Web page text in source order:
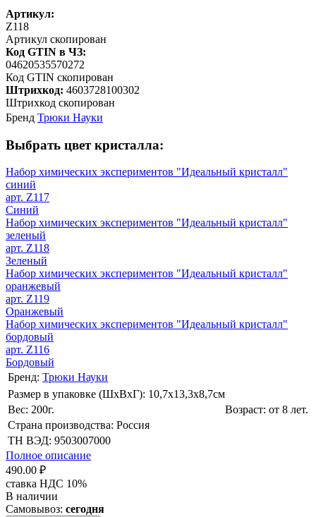
Артикул:
Z118
Артикул скопирован
Код GTIN в ЧЗ:
04620535570272
Код GTIN скопирован
Штрихкод: 4603728100302
Штрихкод скопирован
Бренд Трюки Науки
Выбрать цвет кристалла:
Набор химических экспериментов "Идеальный кристалл"
синий
арт. Z117
Синий
Набор химических экспериментов "Идеальный кристалл"
зеленый
арт. Z118
Зеленый
Набор химических экспериментов "Идеальный кристалл"
оранжевый
арт. Z119
Оранжевый
Набор химических экспериментов "Идеальный кристалл"
бордовый
арт. Z116
Бордовый
Бренд: Трюки Науки
Размер в упаковке (ШхВxГ): 10,7х13,3х8,7cм
Вес: 200г.
Возраст: от 8 лет.
Страна производства: Россия
ТН ВЭД: 9503007000
Полное описание
490.00 ₽
ставка НДС 10%
В наличии
Самовывоз: сегодня